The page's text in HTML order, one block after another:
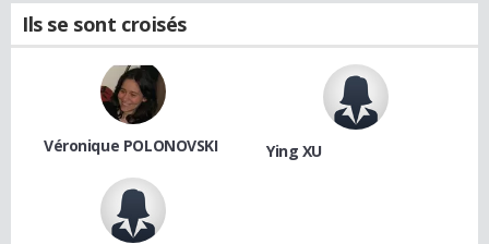
Ils se sont croisés
Véronique POLONOVSKI Ying XU